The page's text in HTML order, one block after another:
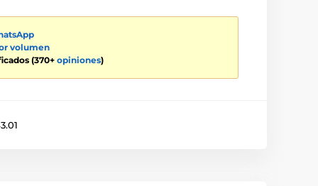
volumen
(370+ opiniones)